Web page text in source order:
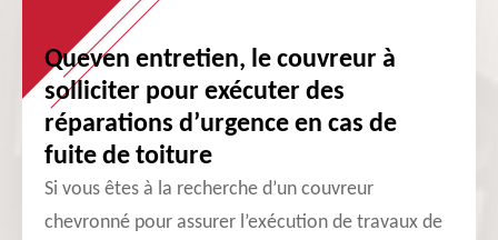
Queven entretien, le couvreur à
solliciter pour exécuter des
réparations d’urgence en cas de
fuite de toiture
Si vous êtes à la recherche d’un couvreur
chevronné pour assurer l’exécution de travaux de